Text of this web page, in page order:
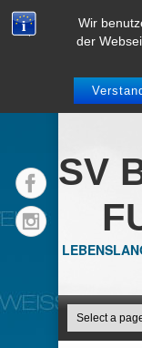
Wir
der
SV